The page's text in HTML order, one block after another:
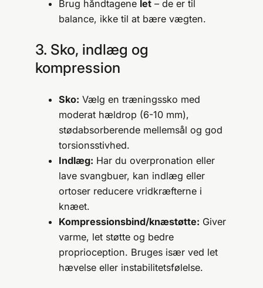
Brug håndtagene let – de er til
balance, ikke til at bære vægten.
3. Sko, indlæg og
kompression
Sko: Vælg en træningssko med
moderat hældrop (6-10 mm),
stødabsorberende mellemsål og god
torsionsstivhed.
Indlæg: Har du overpronation eller
lave svangbuer, kan indlæg eller
ortoser reducere vridkræfterne i
knæet.
Kompressionsbind/knæstøtte: Giver
varme, let støtte og bedre
proprioception. Bruges især ved let
hævelse eller instabilitetsfølelse.